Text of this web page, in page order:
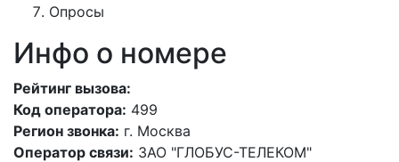
Опросы
Инфо о номере
Рейтинг вызова:
Код оператора: 499
Регион звонка: г. Москва
Оператор связи: ЗАО "ГЛОБУС-ТЕЛЕКОМ"